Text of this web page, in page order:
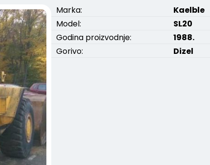
Marka:
Kaelble
Model:
SL20
Godina proizvodnje:
1988.
Gorivo:
Dizel